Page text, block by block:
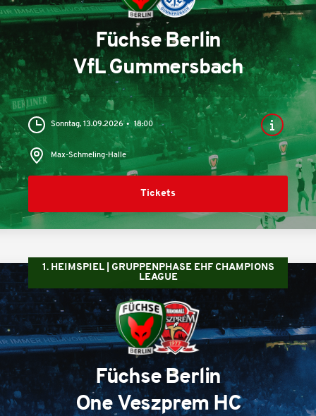
Füchse Berlin
VfL Gummersbach
Sonntag, 13.09.2026 18:00
Max-Schmeling-Halle
Tickets
1. HEIMSPIEL | GRUPPENPHASE EHF CHAMPIONS
LEAGUE
Füchse Berlin
One Veszprem HC